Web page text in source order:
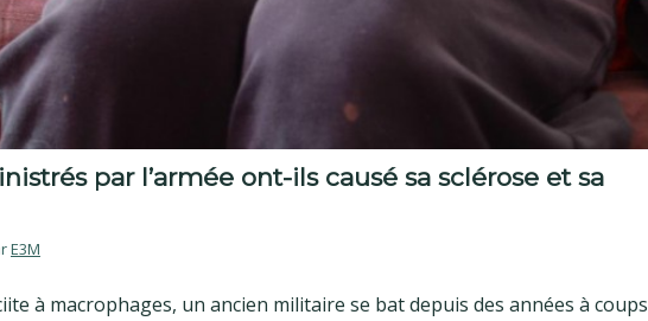
par l’armée ont-ils causé sa sclérose et sa
E3M
à macrophages, un ancien militaire se bat depuis des années à coups